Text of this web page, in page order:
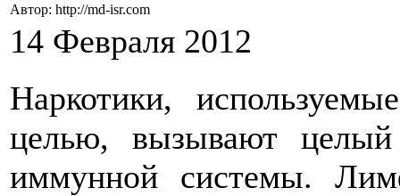
Автор: http://md-isr.com
14 Февраля 2012
Наркотики,
целью, вызывают целый
иммунной системы.